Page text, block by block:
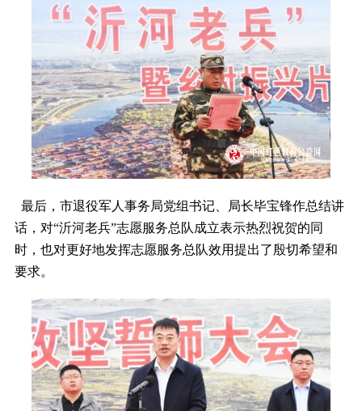
最后，市退役军人事务局党组书记、局长毕宝锋作总结讲
话，对“沂河老兵”志愿服务总队成立表示热烈祝贺的同
时，也对更好地发挥志愿服务总队效用提出了殷切希望和
要求。